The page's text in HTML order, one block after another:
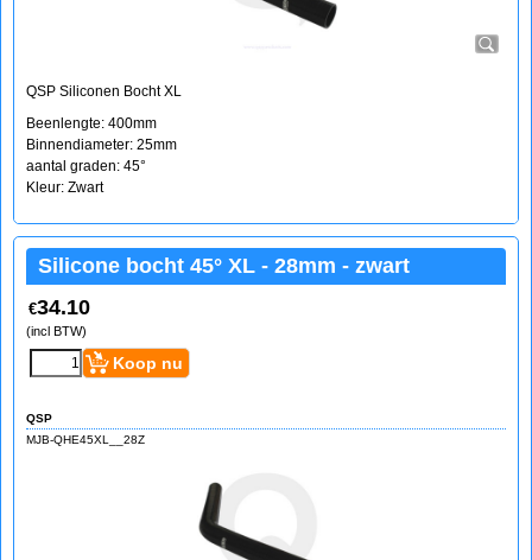
QSP Siliconen Bocht XL
Beenlengte: 400mm
Binnendiameter: 25mm
aantal graden: 45°
Kleur: Zwart
Silicone bocht 45° XL - 28mm - zwart
€34.10
(incl BTW)
Koop nu
QSP
MJB-QHE45XL__28Z